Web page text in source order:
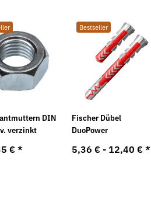
DIN
verzinkt
€*
Bestseller
Fischer Dübel
DuoPower
5,36 € - 12,40 €*